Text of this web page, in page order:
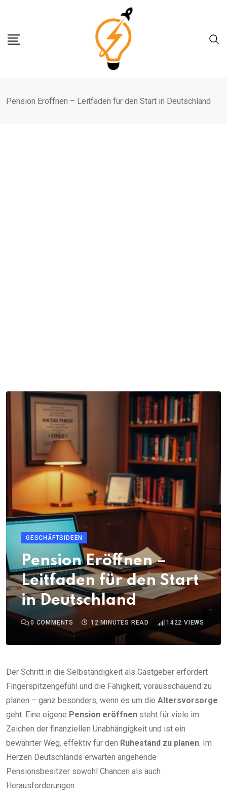
content
Pension Eröffnen – Leitfaden für den Start in Deutschland
GESCHÄFTSIDEEN
Pension Eröffnen –
Leitfaden für den Start
in Deutschland
0 COMMENTS 12 MINUTES READ 1422 VIEWS
Der Schritt in die Selbständigkeit als Gastgeber erfordert
Fingerspitzengefühl und die Fähigkeit, vorausschauend zu
planen – ganz besonders, wenn es um die Altersvorsorge
geht. Eine eigene Pension eröffnen steht für viele im
Zeichen der finanziellen Unabhängigkeit und ist ein
bewährter Weg, effektiv für den Ruhestand zu planen. Im
Herzen Deutschlands erwarten angehende
Pensionsbesitzer sowohl Chancen als auch
Herausforderungen.